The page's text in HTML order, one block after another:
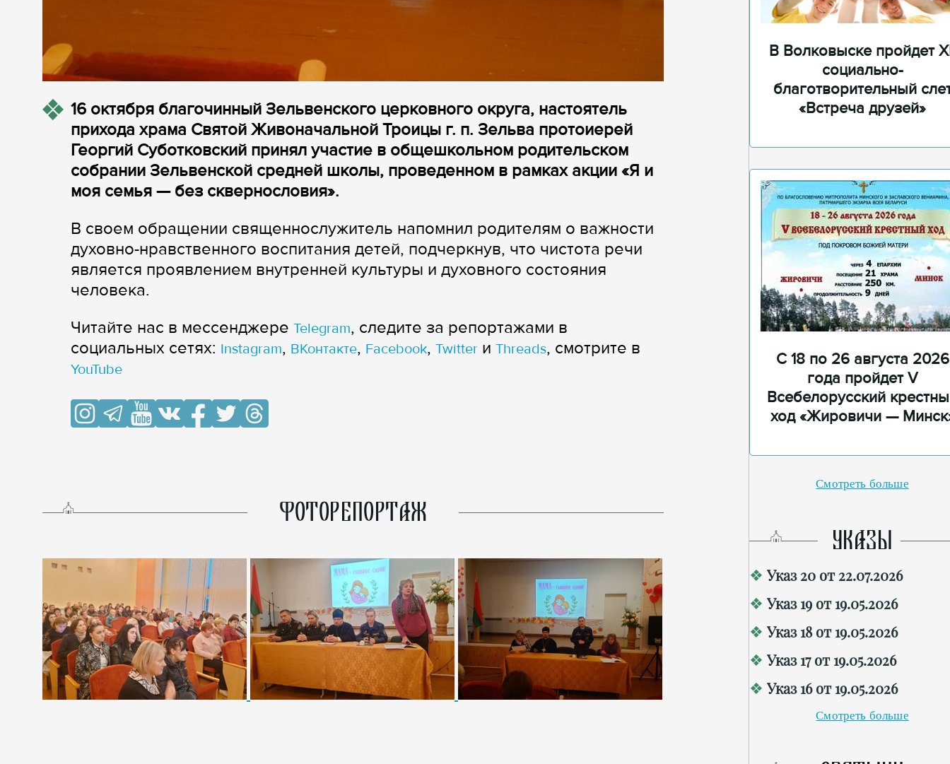
16 октября благочинный Зельвенского церковного округа, настоятель
прихода храма Святой Живоначальной Троицы г. п. Зельва протоиерей
Георгий Суботковский принял участие в общешкольном родительском
собрании Зельвенской средней школы, проведенном в рамках акции «Я и
моя семья — без сквернословия».
В своем обращении священнослужитель напомнил родителям о важности
духовно-нравственного воспитания детей, подчеркнув, что чистота речи
является проявлением внутренней культуры и духовного состояния
человека.
Читайте нас в мессенджере Telegram, следите за репортажами в
cоциальных сетях: Instagram, ВКонтакте, Facebook, Twitter и Threads, смотрите в
YouTube
ФОТОРЕПОРТАЖ
В Волковыске пройдет
социально-
благотворительный
«Встреча друзей»
С 18 по 26 августа 2026
года пройдет V
Всебелорусский
ход «Жировичи —
Смотреть больше
УКАЗЫ
Указ 20 от 22.07.2026
Указ 19 от 19.05.2026
Указ 18 от 19.05.2026
Указ 17 от 19.05.2026
Указ 16 от 19.05.2026
Смотреть больше